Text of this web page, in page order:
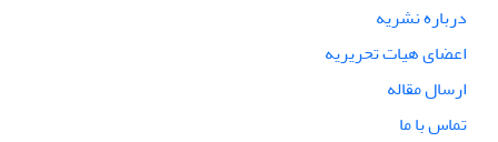
درباره نشریه
اعضای هیات تحریریه
ارسال مقاله
تماس با ما